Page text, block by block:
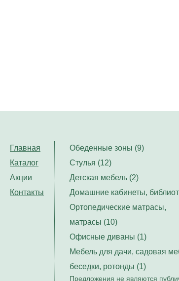
Главная
Каталог
Акции
Контакты
Обеденные зоны (9)
Стулья (12)
Детская мебель (2)
Домашние кабинеты,
Ортопедические матрасы,
матрасы (10)
Офисные диваны (1)
Мебель для дачи, садовая
беседки, ротонды (1)
Предложения не являются